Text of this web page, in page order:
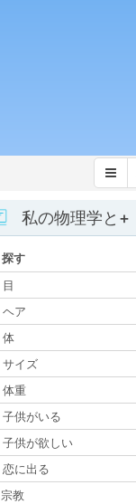
私の物理学と+
探す
目
ヘア
体
サイズ
体重
子供がいる
子供が欲しい
恋に出る
宗教